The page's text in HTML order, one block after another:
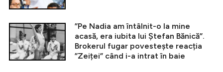
”Pe Nadia am întâlnit-o la mine
acasă, era iubita lui Ștefan Bănică”.
Brokerul fugar povestește reacția
”Zeiței” când i-a intrat în baie